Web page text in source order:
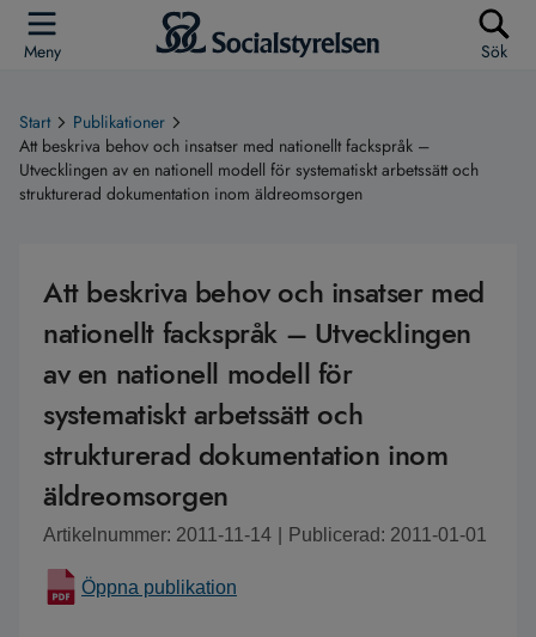
Meny Sök
Start
Publikationer
Att beskriva behov och insatser med nationellt fackspråk –
Utvecklingen av en nationell modell för systematiskt arbetssätt och
strukturerad dokumentation inom äldreomsorgen
Att beskriva behov och insatser med
nationellt fackspråk – Utvecklingen
av en nationell modell för
systematiskt arbetssätt och
strukturerad dokumentation inom
äldreomsorgen
Artikelnummer: 2011-11-14 Publicerad: 2011-01-01
Öppna publikation